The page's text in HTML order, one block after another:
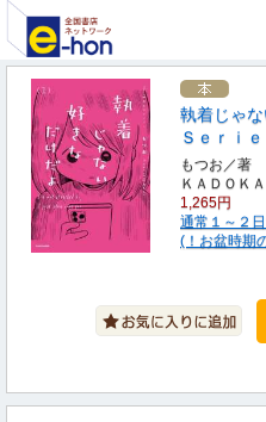
執着じゃ
Ｓｅｒｉ
もつお／著
ＫＡＤＯＫ
1,265円
通常１～２
(！お盆時期